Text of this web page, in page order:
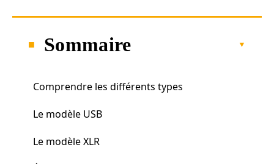
Sommaire
Comprendre les différents types
Le modèle USB
Le modèle XLR